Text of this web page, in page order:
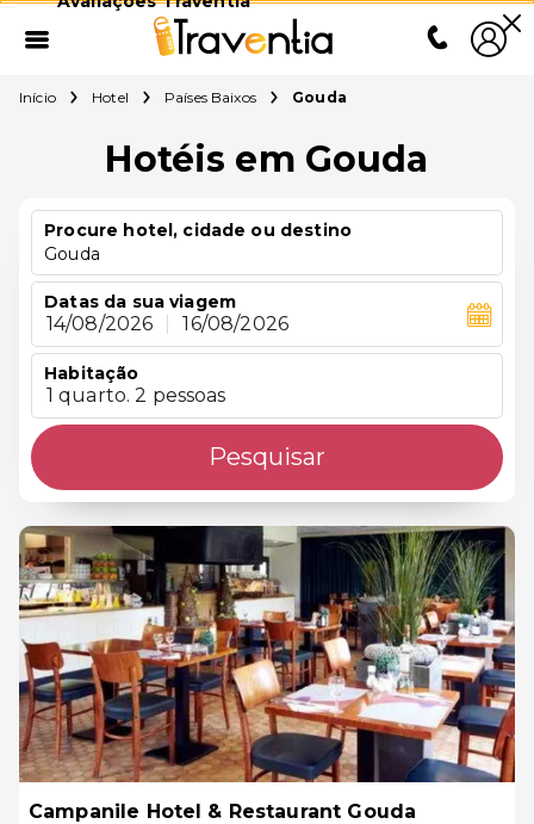
Início Hotel Países Baixos Gouda
Hotéis em Gouda
Procure hotel, cidade ou destino
Gouda
Datas da sua viagem
14/08/2026 16/08/2026
Habitação
1 quarto. 2 pessoas
Pesquisar
Campanile Hotel & Restaurant Gouda